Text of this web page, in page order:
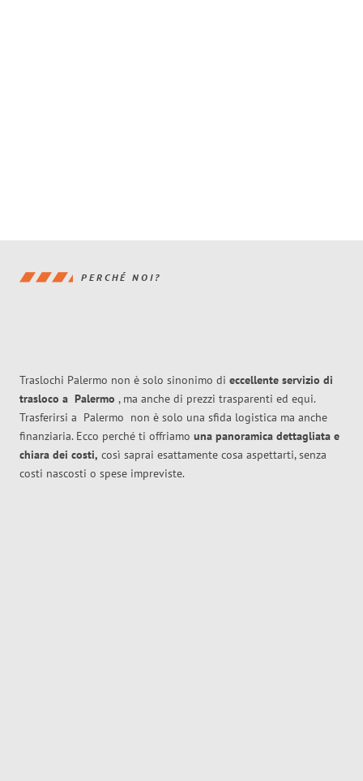
PERCHÉ NOI?
Traslochi Palermo non è solo sinonimo di eccellente servizio di
trasloco a Palermo , ma anche di prezzi trasparenti ed equi.
Trasferirsi a Palermo non è solo una sfida logistica ma anche
finanziaria. Ecco perché ti offriamo una panoramica dettagliata e
chiara dei costi, così saprai esattamente cosa aspettarti, senza
costi nascosti o spese impreviste.